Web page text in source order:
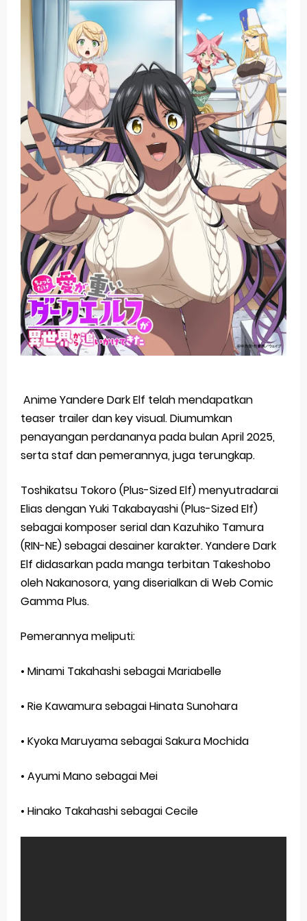
Basketball Project ZERO RISE Gets Anime
Jujutsu Kaisen Season 3 New Visual
The Case Book of Arne Reveals New Visual and Trailer
Cosmic Princess Kaguya! Upcoming Netflix Feature Anime
Made in Abyss: Mezameru Shinpi Anime Fall 2026
Friday, 7 August
Anime Yandere Dark Elf telah mendapatkan
teaser trailer dan key visual. Diumumkan
penayangan perdananya pada bulan April 2025,
serta staf dan pemerannya, juga terungkap.
Toshikatsu Tokoro (Plus-Sized Elf) menyutradarai
Elias dengan Yuki Takabayashi (Plus-Sized Elf)
sebagai komposer serial dan Kazuhiko Tamura
(RIN-NE) sebagai desainer karakter. Yandere Dark
Elf didasarkan pada manga terbitan Takeshobo
oleh Nakanosora, yang diserialkan di Web Comic
Gamma Plus.
Pemerannya meliputi:
• Minami Takahashi sebagai Mariabelle
• Rie Kawamura sebagai Hinata Sunohara
• Kyoka Maruyama sebagai Sakura Mochida
• Ayumi Mano sebagai Mei
• Hinako Takahashi sebagai Cecile